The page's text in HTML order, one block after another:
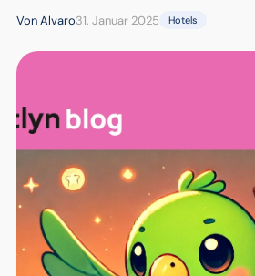
Von Alvaro31. Januar 2025 Hotels